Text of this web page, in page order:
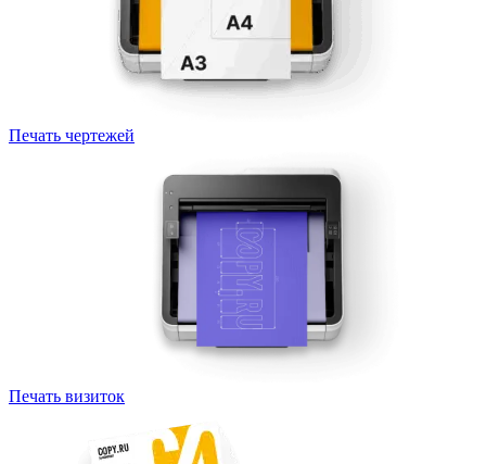
Печать чертежей
Печать визиток